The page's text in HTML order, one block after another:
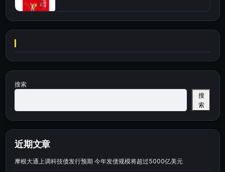
搜索
搜
索
近期文章
摩根大通上调科技债发行预期 今年发债规模将超过5000亿美元